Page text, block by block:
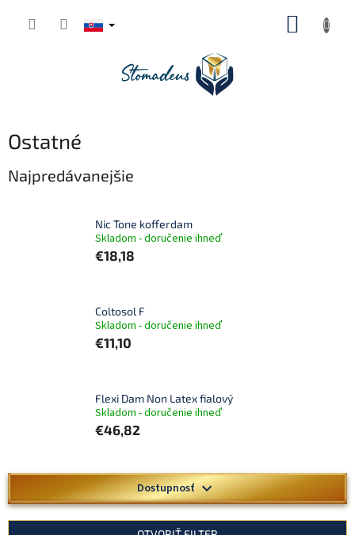
Ostatné
Najpredávanejšie
Nic Tone kofferdam
Skladom - doručenie ihneď
€18,18
Coltosol F
Skladom - doručenie ihneď
€11,10
Flexi Dam Non Latex fialový
Skladom - doručenie ihneď
€46,82
Dostupnosť
V
ý
p